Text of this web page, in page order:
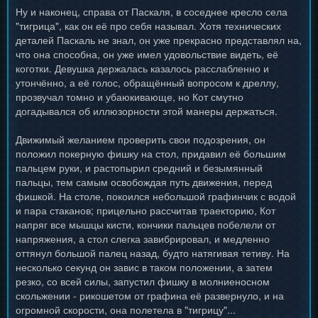
Ну и наконец, справа от Паскаля, в соседнее кресло села
"тигрица", как он её про себя называл. Хотя технических
деталей Паскаль не знал, он уже прекрасно представлял на,
что она способна, он уже имел удовольствие видеть, её
коготки. Девушка держалась казалось расслабленно и
утончённо, а её голос, обращённый вопросом к дреллу,
прозвучал томно и убаюкивающе, но Кот смутно
догадывался об иллюзорности этой манеры держаться.
Движимый желанием проверить свои подозрения, он
положил покерную фишку на стол, придавил её большим
пальцем руки, и растопырил средний и безымянный
пальцы, тем самым освобождая путь движения, перед
фишкой. На столе, покоился небольшой графинчик с водой
и пара стаканов; прицельно рассчитав траекторию, Кот
напряг все мышцы кисти, кончики пальцев побелели от
напряжения, а стол слегка завибрировал, и медленно
оттянул большой палец назад, будто натягивая тетиву. На
несколько секунд он завис в таком положении, а затем
резко, со всей силы, запустил фишку в молниеносном
скольжении - рикошетом от графина её развернуло, и на
огромной скорости, она полетела в "тигрицу"...